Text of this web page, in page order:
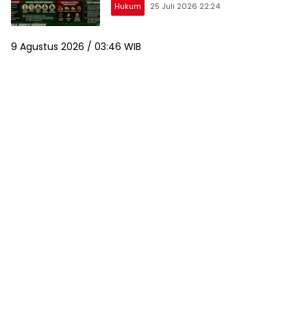
Hukum 25 Juli 2026 22:24
9 Agustus 2026 / 03:46 WIB